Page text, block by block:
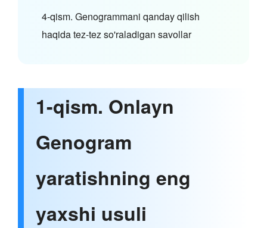
4-qism. Genogrammani qanday qilish
haqida tez-tez so'raladigan savollar
1-qism. Onlayn
Genogram
yaratishning eng
yaxshi usuli